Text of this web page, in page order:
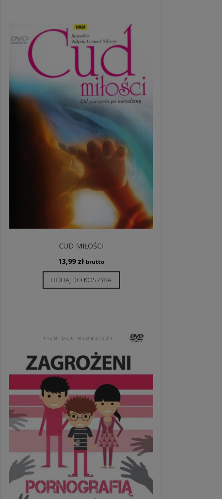
CUD MIŁOŚCI
13,99 zł brutto
DODAJ DO KOSZYKA